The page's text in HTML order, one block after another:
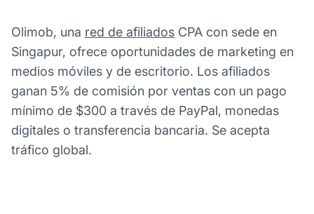
Olimob, una red de afiliados CPA con sede en
Singapur, ofrece oportunidades de marketing en
medios móviles y de escritorio. Los afiliados
ganan 5% de comisión por ventas con un pago
mínimo de $300 a través de PayPal, monedas
digitales o transferencia bancaria. Se acepta
tráfico global.